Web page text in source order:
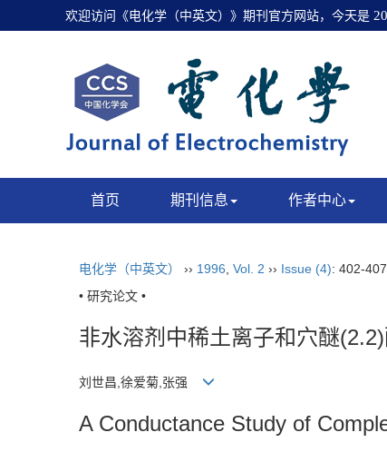
欢迎访问《电化学（中英文）》期刊官方网站，今天是
首页 期刊信息 作者中心
电化学（中英文） ›› 1996 Vol. 2 ›› Issue (4): 402-
• 研究论文 •
非水溶剂中稀土离子和穴醚(2.2)
刘世昌,徐爱菊,张强
A Conductance Study of